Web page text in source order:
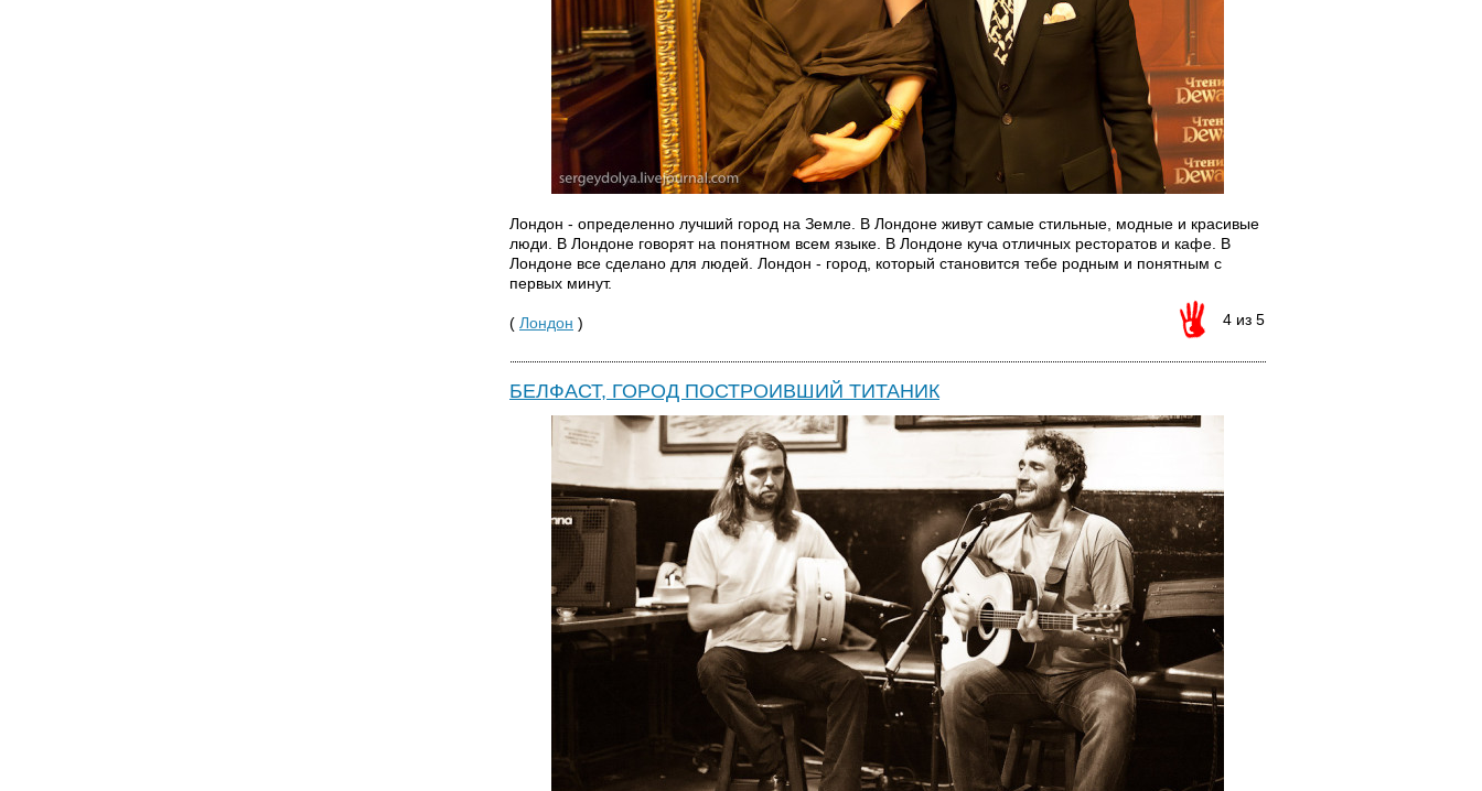
Лондон - определенно лучший город на Земле. В Лондоне живут самые стильные, модные и красивые
люди. В Лондоне говорят на понятном всем языке. В Лондоне куча отличных ресторатов и кафе. В
Лондоне все сделано для людей. Лондон - город, который становится тебе родным и понятным с
первых минут.
4 из 5
( Лондон )
БЕЛФАСТ, ГОРОД ПОСТРОИВШИЙ ТИТАНИК